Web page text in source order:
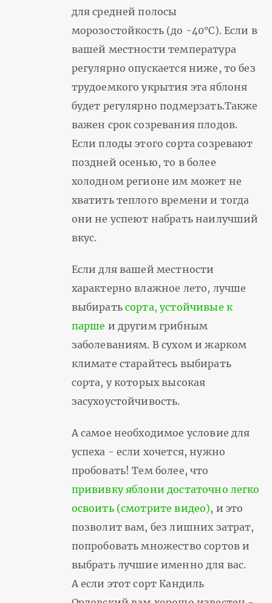
для средней полосы
морозостойкость (до -40°С). Если в
вашей местности температура
регулярно опускается ниже, то без
трудоемкого укрытия эта яблоня
будет регулярно подмерзать.Также
важен срок созревания плодов.
Если плоды этого сорта созревают
поздней осенью, то в более
холодном регионе им может не
хватить теплого времени и тогда
они не успеют набрать наилучший
вкус.
Если для вашей местности
характерно влажное лето, лучше
выбиратьсорта, устойчивые к
парше и другим грибным
заболеваниям. В сухом и жарком
климате старайтесь выбирать
сорта, у которых высокая
засухоустойчивость.
А самое необходимое условие для
успеха - если хочется, нужно
пробовать! Тем более, что
прививку яблони достаточно легко
освоить (смотрите видео), и это
позволит вам, без лишних затрат,
попробовать множество сортов и
выбрать лучшие именно для вас.
А если этот сорт Кандиль